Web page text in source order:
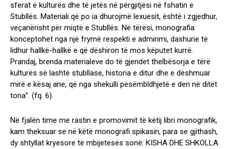
sferat e kulturës dhe të jetës në përgjitjësi në fshatin e
Stubllës. Materiali që po ia dhurojmë lexuesit, është i zgjedhur,
veçanërisht për miqtë e Stubllës. Në tërësi, monografia
konceptohet nga një frymë respekti e admirimi, dashurie të
lidhur hallkë-hallkë e që dëshiron të mos këputet kurrë.
Prandaj, brenda materialeve do të gjendet thelbësorja e tërë
kulturës së lashtë stubllase, historia e ditur dhe e dëshmuar
mirë e kësaj ane, që nga shekulli pesëmbldhjetë e deri në ditët
tona”. (fq. 6).
Në fjalën time me rastin e promovimit të këtij libri monografik,
kam theksuar se në këtë monografi spikasin, para se gjithash,
dy shtyllat kryesore të mbijetesës sonë: KISHA DHE SHKOLLA